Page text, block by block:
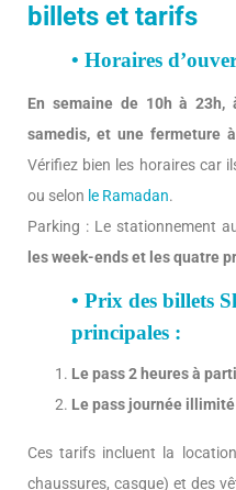
billets et tarifs
• Horaires
En semaine de 10h à
samedis, et une fermeture
Vérifiez bien les horaires car
ou selon le Ramadan.
Parking : Le stationnement
les week-ends et les quatre
• Prix des billets
principales :
Le pass 2 heures à
Le pass journée illimité
Ces tarifs incluent la
chaussures, casque) et des